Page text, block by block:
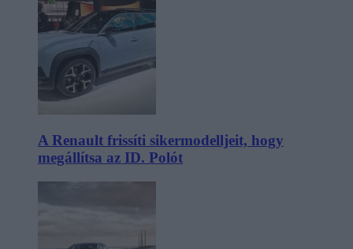
A Renault frissíti sikermodelljeit, hogy
megállítsa az ID. Polót